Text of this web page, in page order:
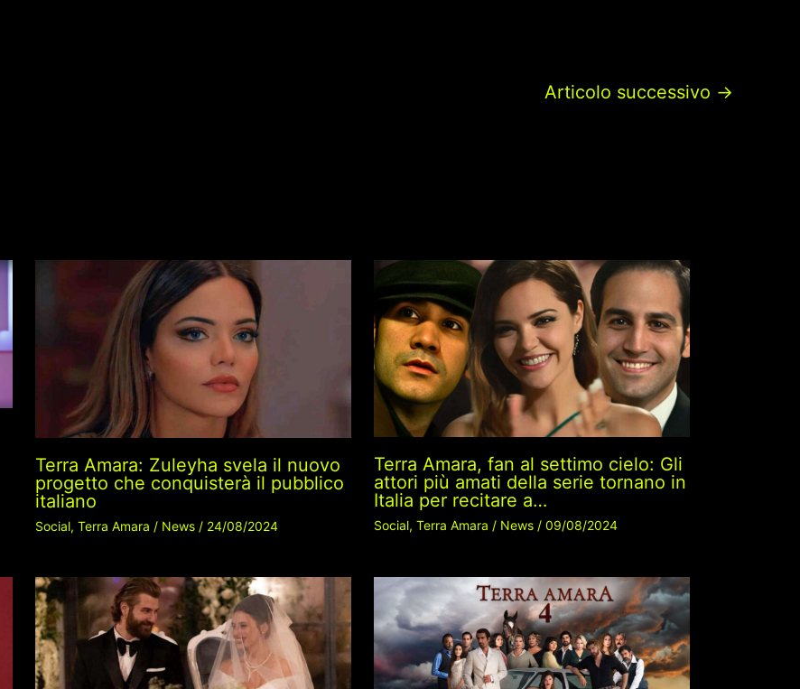
Articolo successivo →
Terra Amara: Zuleyha svela il nuovo
progetto che conquisterà il pubblico
italiano
Social, Terra Amara / News / 24/08/2024
Terra Amara, fan al settimo cielo: Gli
attori più amati della serie tornano in
Italia per recitare a…
Social, Terra Amara / News / 09/08/2024